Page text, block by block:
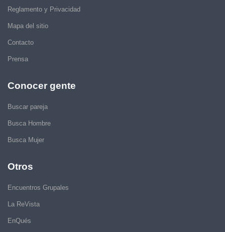
Reglamento y Privacidad
Mapa del sitio
Contacto
Prensa
Conocer gente
Buscar pareja
Busca Hombre
Busca Mujer
Otros
Encuentros Grupales
La ReVista
EnQués